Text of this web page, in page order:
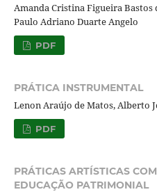
Amanda Cristina Figueira Bastos
Paulo Adriano Duarte Angelo
PDF
PRÁTICA INSTRUMENTAL
Lenon Araújo de Matos, Alberto
PDF
PRÁTICAS ARTÍSTICAS
EDUCAÇÃO PATRIMONIAL